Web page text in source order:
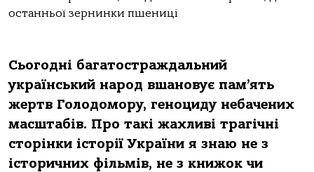
Сьогодні багатостраждальний
український народ вшановує пам’ять
жертв Голодомору, геноциду небачених
масштабів. Про такі жахливі трагічні
сторінки історії України я знаю не з
історичних фільмів, не з книжок чи